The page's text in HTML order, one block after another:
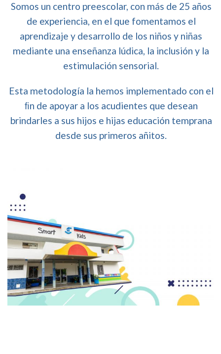
Somos un centro preescolar, con más de 25 años
de experiencia, en el que fomentamos el
aprendizaje y desarrollo de los niños y niñas
mediante una enseñanza lúdica, la inclusión y la
estimulación sensorial.
Esta metodología la hemos implementado con el
ﬁn de apoyar a los acudientes que desean
brindarles a sus hijos e hijas educación temprana
desde sus primeros añitos.